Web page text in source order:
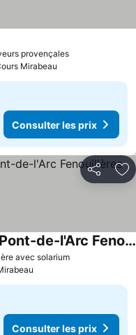
provençales
Mirabeau
Consulter les prix
Partager
avec solarium
Novotel Aix-en-Provence Pont-de-l'Arc Fenouillères
Consulter les prix